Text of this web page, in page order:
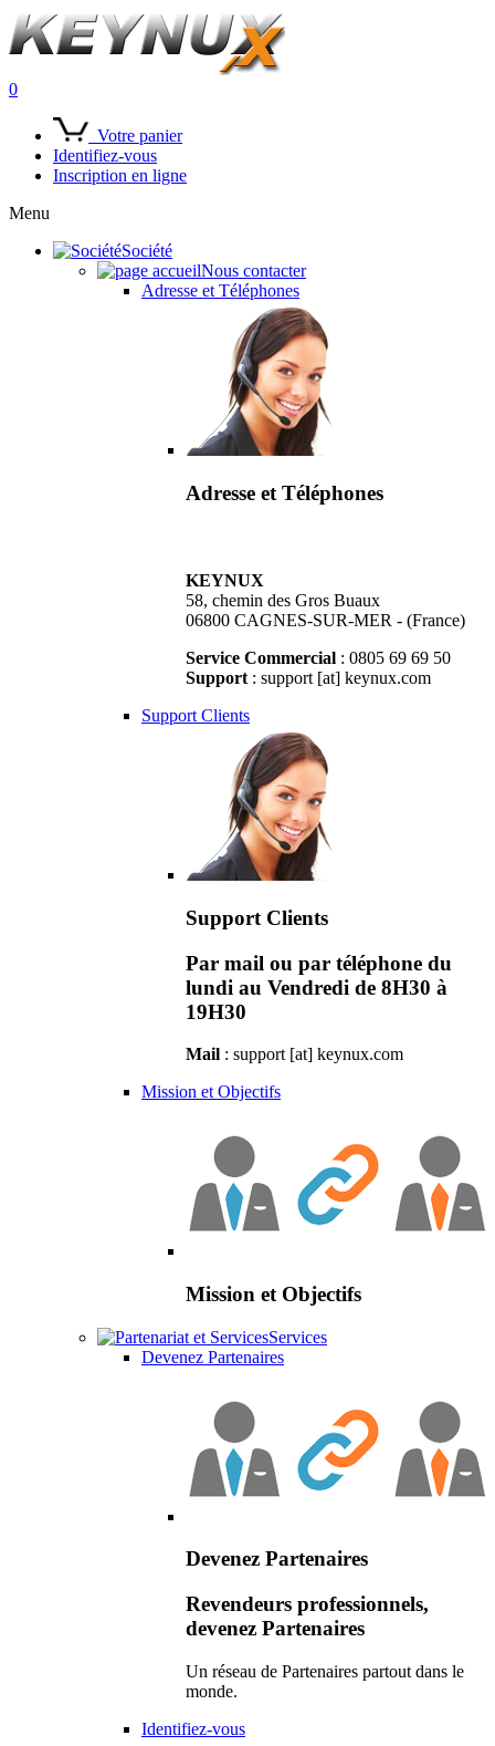
0
Votre panier
Identifiez-vous
Inscription en ligne
Menu
Société
Nous contacter
Adresse et Téléphones
Adresse et Téléphones
KEYNUX
58, chemin des Gros Buaux
06800 CAGNES-SUR-MER - (France)
Service Commercial : 0805 69 69 50
Support : support [at] keynux.com
Support Clients
Support Clients
Par mail ou par téléphone du
lundi au Vendredi de 8H30 à
19H30
Mail : support [at] keynux.com
Mission et Objectifs
Mission et Objectifs
Services
Devenez Partenaires
Devenez Partenaires
Revendeurs professionnels,
devenez Partenaires
Un réseau de Partenaires partout dans le
monde.
Identifiez-vous